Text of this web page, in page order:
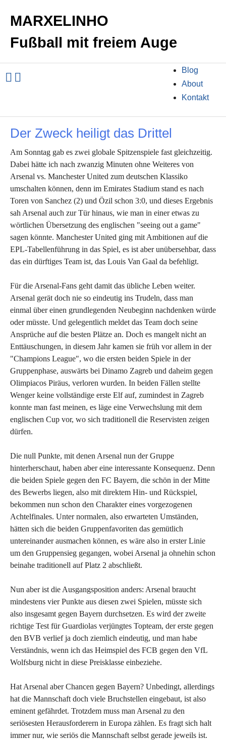
MARXELINHO
Fußball mit freiem Auge
Blog
About
Kontakt
Der Zweck heiligt das Drittel
Am Sonntag gab es zwei globale Spitzenspiele fast gleichzeitig.
Dabei hätte ich nach zwanzig Minuten ohne Weiteres von
Arsenal vs. Manchester United zum deutschen Klassiko
umschalten können, denn im Emirates Stadium stand es nach
Toren von Sanchez (2) und Özil schon 3:0, und dieses Ergebnis
sah Arsenal auch zur Tür hinaus, wie man in einer etwas zu
wörtlichen Übersetzung des englischen "seeing out a game"
sagen könnte. Manchester United ging mit Ambitionen auf die
EPL-Tabellenführung in das Spiel, es ist aber unübersehbar, dass
das ein dürftiges Team ist, das Louis Van Gaal da befehligt.
Für die Arsenal-Fans geht damit das übliche Leben weiter.
Arsenal gerät doch nie so eindeutig ins Trudeln, dass man
einmal über einen grundlegenden Neubeginn nachdenken würde
oder müsste. Und gelegentlich meldet das Team doch seine
Ansprüche auf die besten Plätze an. Doch es mangelt nicht an
Enttäuschungen, in diesem Jahr kamen sie früh vor allem in der
"Champions League", wo die ersten beiden Spiele in der
Gruppenphase, auswärts bei Dinamo Zagreb und daheim gegen
Olimpiacos Piräus, verloren wurden. In beiden Fällen stellte
Wenger keine vollständige erste Elf auf, zumindest in Zagreb
konnte man fast meinen, es läge eine Verwechslung mit dem
englischen Cup vor, wo sich traditionell die Reservisten zeigen
dürfen.
Die null Punkte, mit denen Arsenal nun der Gruppe
hinterherschaut, haben aber eine interessante Konsequenz. Denn
die beiden Spiele gegen den FC Bayern, die schön in der Mitte
des Bewerbs liegen, also mit direktem Hin- und Rückspiel,
bekommen nun schon den Charakter eines vorgezogenen
Achtelfinales. Unter normalen, also erwarteten Umständen,
hätten sich die beiden Gruppenfavoriten das gemütlich
untereinander ausmachen können, es wäre also in erster Linie
um den Gruppensieg gegangen, wobei Arsenal ja ohnehin schon
beinahe traditionell auf Platz 2 abschließt.
Nun aber ist die Ausgangsposition anders: Arsenal braucht
mindestens vier Punkte aus diesen zwei Spielen, müsste sich
also insgesamt gegen Bayern durchsetzen. Es wird der zweite
richtige Test für Guardiolas verjüngtes Topteam, der erste gegen
den BVB verlief ja doch ziemlich eindeutig, und man habe
Verständnis, wenn ich das Heimspiel des FCB gegen den VfL
Wolfsburg nicht in diese Preisklasse einbeziehe.
Hat Arsenal aber Chancen gegen Bayern? Unbedingt, allerdings
hat die Mannschaft doch viele Bruchstellen eingebaut, ist also
eminent gefährdet. Trotzdem muss man Arsenal zu den
seriösesten Herausforderern in Europa zählen. Es fragt sich halt
immer nur, wie seriös die Mannschaft selbst gerade jeweils ist.